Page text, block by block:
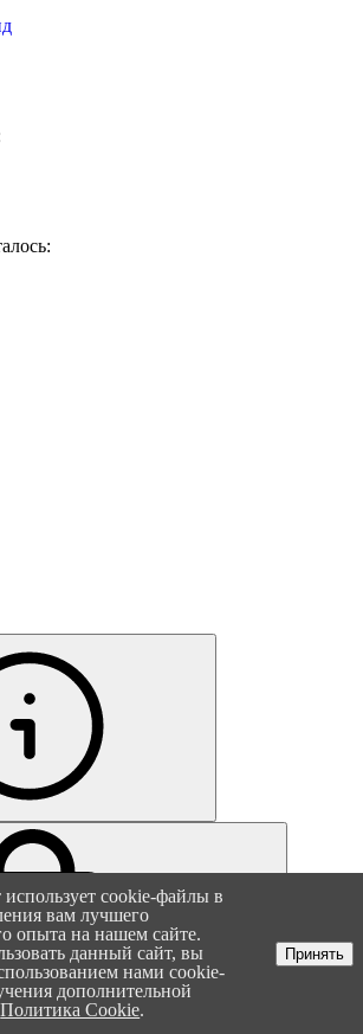
cookie-файлы в
вам лучшего
опыта на нашем сайте.
данный сайт, вы
нами cookie-
дополнительной
Политика Cookie.
Принять